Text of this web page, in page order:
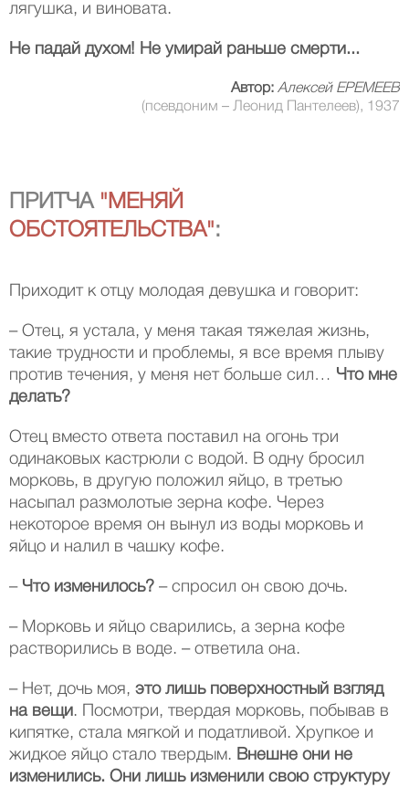
лягушка, и виновата.
Не падай духом! Не умирай раньше смерти...
Автор: Алексей ЕРЕМЕЕВ
(псевдоним – Леонид Пантелеев), 1937
ПРИТЧА "МЕНЯЙ
ОБСТОЯТЕЛЬСТВА":
Приходит к отцу молодая девушка и говорит:
– Отец, я устала, у меня такая тяжелая жизнь,
такие трудности и проблемы, я все время плыву
против течения, у меня нет больше сил… Что мне
делать?
Отец вместо ответа поставил на огонь три
одинаковых кастрюли с водой. В одну бросил
морковь, в другую положил яйцо, в третью
насыпал размолотые зерна кофе. Через
некоторое время он вынул из воды морковь и
яйцо и налил в чашку кофе.
– Что изменилось? – спросил он свою дочь.
– Морковь и яйцо сварились, а зерна кофе
растворились в воде. – ответила она.
– Нет, дочь моя, это лишь поверхностный взгляд
на вещи. Посмотри, твердая морковь, побывав в
кипятке, стала мягкой и податливой. Хрупкое и
жидкое яйцо стало твердым. Внешне они не
изменились. Они лишь изменили свою структуру